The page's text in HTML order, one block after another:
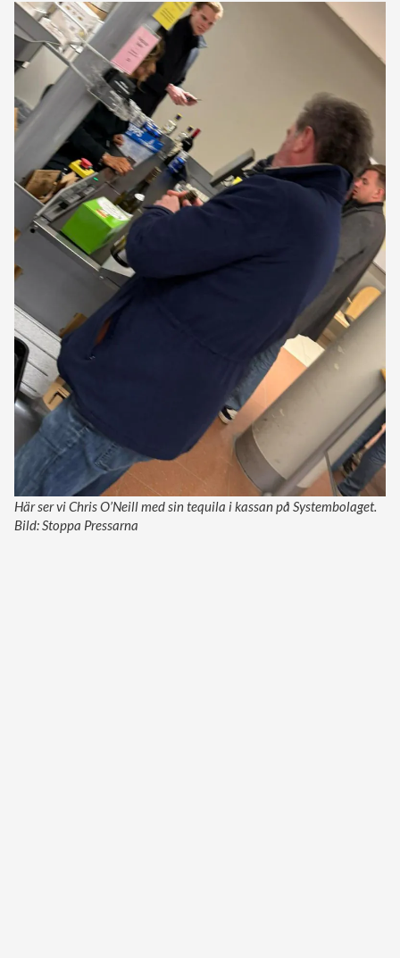
Här ser vi Chris O’Neill med sin tequila i kassan på Systembolaget.
Bild: Stoppa Pressarna